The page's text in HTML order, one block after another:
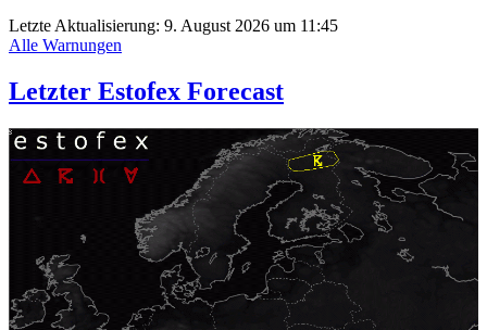
Letzte Aktualisierung: 9. August 2026 um 11:45
Alle Warnungen
Letzter Estofex Forecast